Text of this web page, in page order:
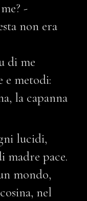
-
non era
di me
e metodi:
la capanna
lucidi,
madre pace.
mondo,
nel